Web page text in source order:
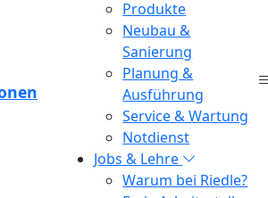
Produkte
Neubau &
Sanierung
Planung &
Ausführung
Service & Wartung
Notdienst
Jobs & Lehre
Warum bei Riedle?
im